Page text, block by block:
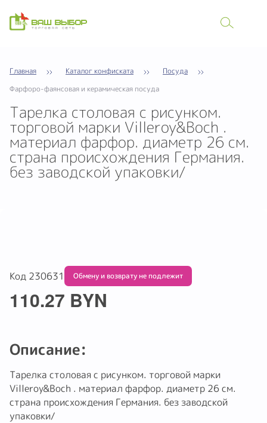
Главная Каталог конфиската
Посуда
Фарфоро-фаянсовая и керамическая посуда
Тарелка столовая с рисунком.
торговой марки Villeroy&Boch .
материал фарфор. диаметр 26 см.
страна происхождения Германия.
без заводской упаковки/
Код 230631 Обмену и возврату не подлежит
110.27 BYN
Описание:
Тарелка столовая с рисунком. торговой марки
Villeroy&Boch . материал фарфор. диаметр 26 см.
страна происхождения Германия. без заводской
упаковки/